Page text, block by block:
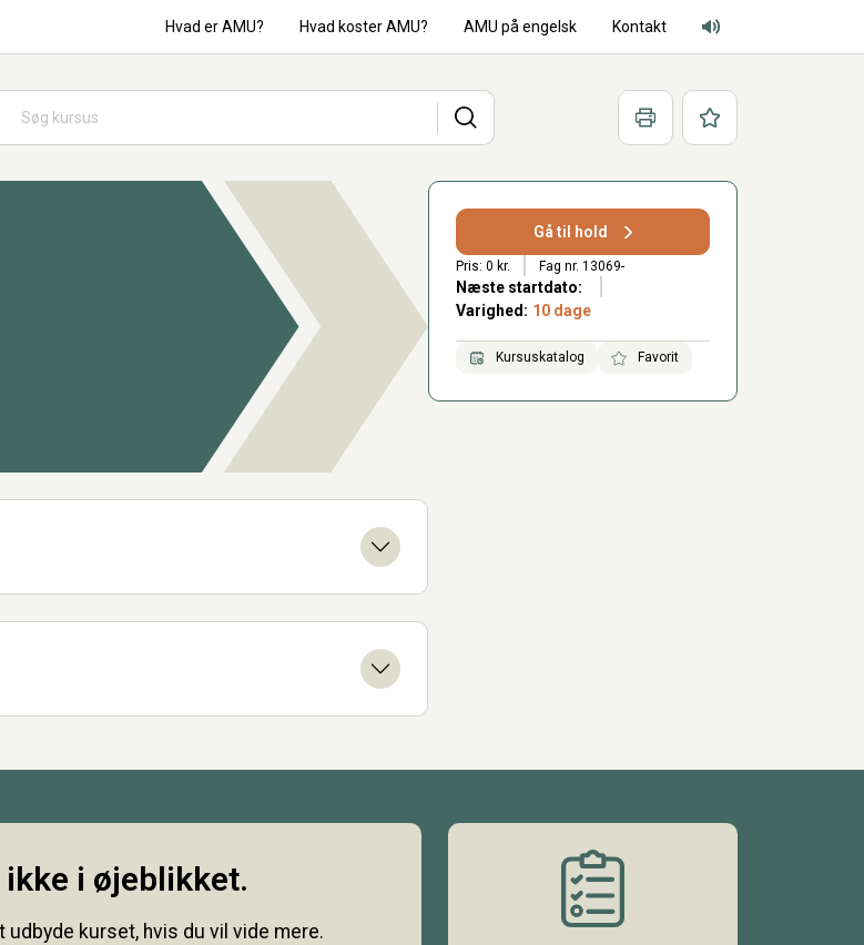
Hvad er AMU? Hvad koster AMU? AMU på engelsk Kontakt
Adgang for alle lyd
Søg Print Favoritter
Gå til hold
Pris: 0 kr. Fag nr. 13069-
Næste startdato:
Varighed: 10 dage
Kursuskatalog Favorit
i øjeblikket.
udbyde kurset, hvis du vil vide mere.